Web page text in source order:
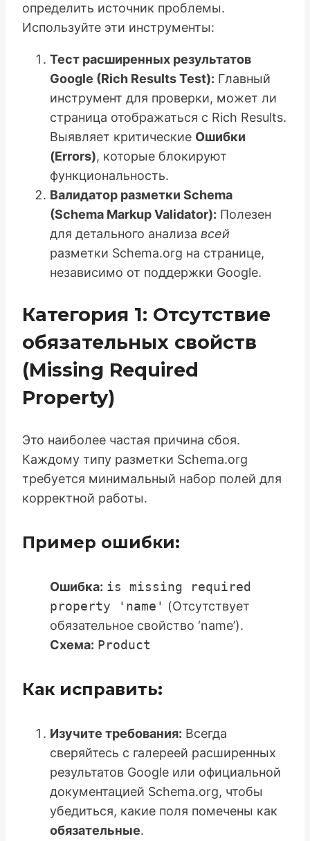
определить источник проблемы.
Используйте эти инструменты:
Тест расширенных результатов
Google (Rich Results Test): Главный
инструмент для проверки, может ли
страница отображаться с Rich Results.
Выявляет критические Ошибки
(Errors), которые блокируют
функциональность.
Валидатор разметки Schema
(Schema Markup Validator): Полезен
для детального анализа всей
разметки Schema.org на странице,
независимо от поддержки Google.
Категория 1: Отсутствие
обязательных свойств
(Missing Required
Property)
Это наиболее частая причина сбоя.
Каждому типу разметки Schema.org
требуется минимальный набор полей для
корректной работы.
Пример ошибки:
Ошибка: is missing required
property 'name' (Отсутствует
обязательное свойство ‘name’).
Схема: Product
Как исправить:
Изучите требования: Всегда
сверяйтесь с галереей расширенных
результатов Google или официальной
документацией Schema.org, чтобы
убедиться, какие поля помечены как
обязательные.